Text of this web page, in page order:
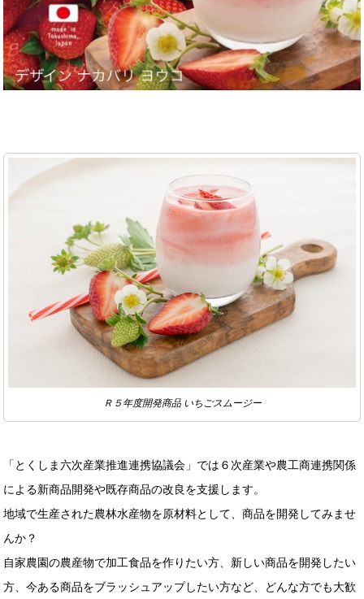
Ｒ５年度開発商品 いちごスムージー
「とくしま六次産業推進連携協議会」では６次産業や農工商連携関係
による新商品開発や既存商品の改良を支援します。
地域で生産された農林水産物を原材料として、商品を開発してみませ
んか？
自家農園の農産物で加工食品を作りたい方、新しい商品を開発したい
方、今ある商品をブラッシュアップしたい方など、どんな方でも大歓